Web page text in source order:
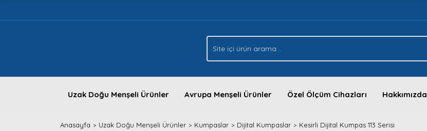
Uzak Doğu Menşeli Ürünler Avrupa Menşeli Ürünler Özel Ölçüm Cihazları Hakkımızda
Anasayfa Uzak Doğu Menşeli Ürünler Kumpaslar Dijital Kumpaslar Kesirli Dijital Kumpas 113 Serisi